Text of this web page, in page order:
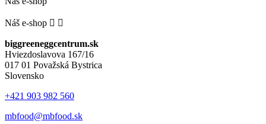
Náš e-shop  
biggreeneggcentrum.sk
Hviezdoslavova 167/16
017 01 Považská Bystrica
Slovensko
+421 903 982 560
mbfood@mbfood.sk